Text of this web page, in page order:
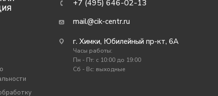
+7 (495) 646-02-13
mail@cik-centr.ru
г. Химки, Юбилейный пр-кт, 6А
Часы работы:
Пн - Пт: c 10:00 до 19:00
Сб - Вс: выходные